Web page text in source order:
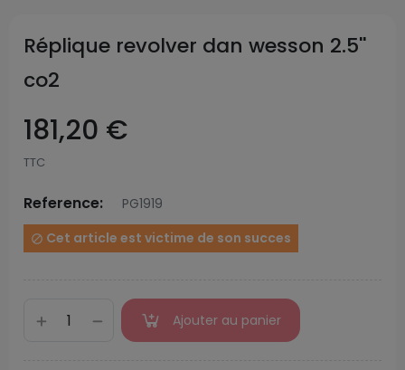
Réplique revolver dan wesson 2.5''
co2
181,20 €
TTC
Reference: PG1919
 Cet article est victime de son succes
Ajouter au panier